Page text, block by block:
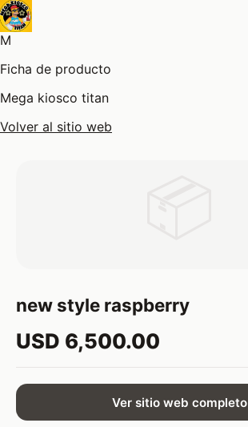
M
Ficha de producto
Mega kiosco titan
Volver al sitio web
new style raspberry
USD 6,500.00
Ver sitio web completo